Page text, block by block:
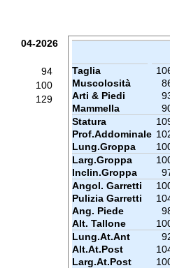
04-2026
94
100
129
Taglia
Muscolosità
Arti & Piedi
Mammella
Statura
Prof.Addominale
Lung.Groppa
Larg.Groppa
Inclin.Groppa
Angol. Garretti
Pulizia Garretti
Ang. Piede
Alt. Tallone
Lung.At.Ant
Alt.At.Post
Larg.At.Post